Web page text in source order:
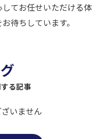
てお任せいただける体
待ちしています。
る記事
いません